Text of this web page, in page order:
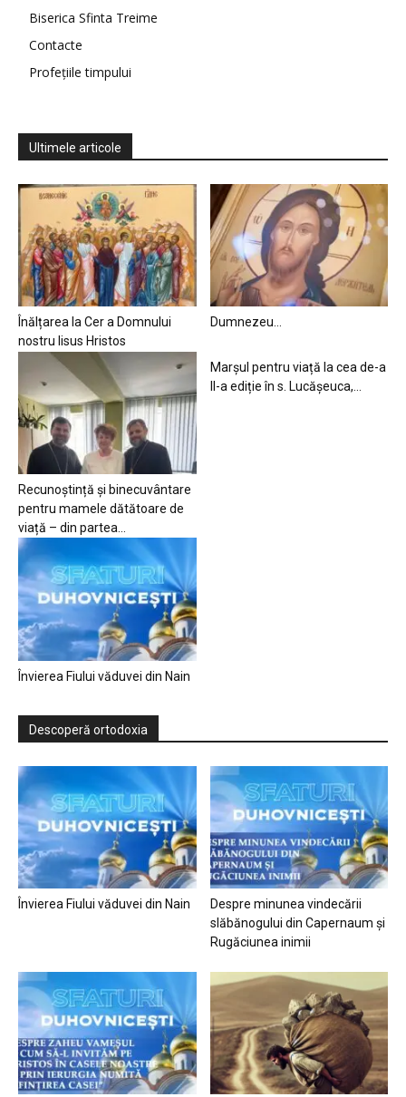
Biserica Sfinta Treime
Contacte
Profețiile timpului
Ultimele articole
Înălțarea la Cer a Domnului
nostru Iisus Hristos
Dumnezeu…
Recunoștință și binecuvântare
pentru mamele dătătoare de
viață – din partea...
Marșul pentru viață la cea de-a
II-a ediție în s. Lucășeuca,...
Învierea Fiului văduvei din Nain
Descoperă ortodoxia
Învierea Fiului văduvei din Nain
Despre minunea vindecării
slăbănogului din Capernaum și
Rugăciunea inimii